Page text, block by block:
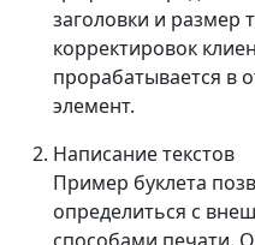
заголовки и размер
корректировок
прорабатывается в
элемент.
Написание текстов
Пример буклета
определиться с